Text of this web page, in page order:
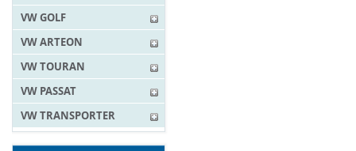
VW GOLF
VW ARTEON
VW TOURAN
VW PASSAT
VW TRANSPORTER